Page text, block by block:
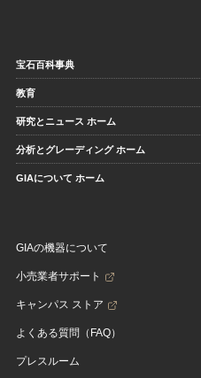
宝石百科事典
教育
研究とニュース ホーム
分析とグレーディング ホーム
GIAについて ホーム
GIAの機器について
小売業者サポート
キャンパス ストア
よくある質問（FAQ）
プレスルーム